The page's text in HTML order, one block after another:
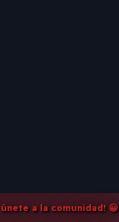
a la comunidad! 😀